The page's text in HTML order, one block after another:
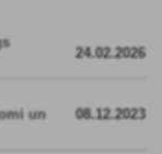
24.02.2026
un
08.12.2023